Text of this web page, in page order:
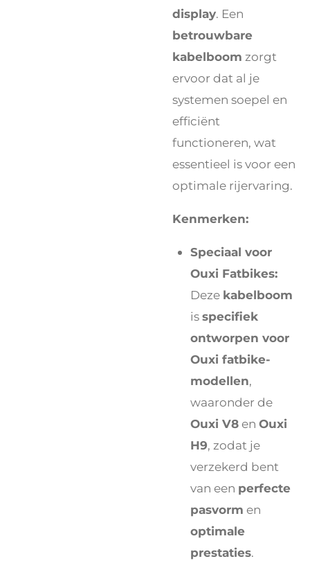
display. Een
betrouwbare
kabelboom zorgt
ervoor dat al je
systemen soepel en
efficiënt
functioneren, wat
essentieel is voor een
optimale rijervaring.
Kenmerken:
Speciaal voor
Ouxi Fatbikes:
Deze kabelboom
isspecifiek
ontworpen voor
Ouxi fatbike-
modellen,
waaronder de
Ouxi V8en Ouxi
H9, zodat je
verzekerd bent
van een perfecte
pasvorm en
optimale
prestaties.